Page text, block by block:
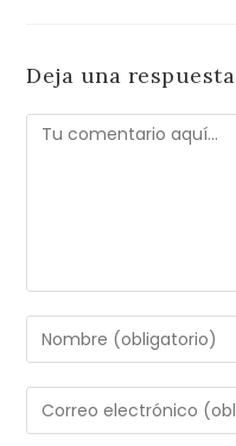
Deja una respuesta
Comentario
Introduce
tu
nombre
Introduce
tu